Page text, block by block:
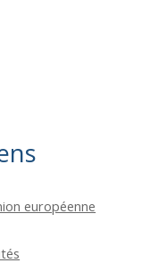
européenne